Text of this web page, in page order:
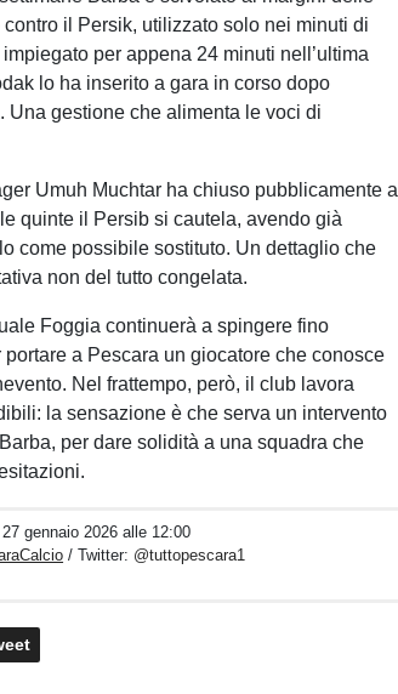
il Persik, utilizzato solo nei minuti di
per appena 24 minuti nell’ultima
lo ha inserito a gara in corso dopo
Una gestione che alimenta le voci di
Umuh Muchtar ha chiuso pubblicamente a
quinte il Persib si cautela, avendo già
come possibile sostituto. Un dettaglio che
non del tutto congelata.
Foggia continuerà a spingere fino
portare a Pescara un giocatore che conosce
Nel frattempo, però, il club lavora
la sensazione è che serva un intervento
per dare solidità a una squadra che
27 gennaio 2026 alle 12:00
/ Twitter: @tuttopescara1